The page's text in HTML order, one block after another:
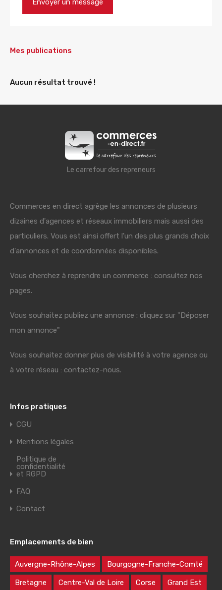
Mes publications
Aucun résultat trouvé !
Le carrefour des repreneurs
Commerces en direct agrège les annonces de plusieurs
dizaines d'agences et réseaux immobiliers mais aussi des
particuliers. Vous est ainsi offert l'un des plus grands choix
d'annonces et de coordonnées disponibles.
Vous cherchez à reprendre un commerce : consultez nos
pages.
Vous souhaitez publiez une annonce : cliquez sur "Déposer
mon annonce"
Vous souhaitez donner plus de visibilité à votre agence ou
à votre réseau : contactez-nous.
Infos pratiques
CGU
Mentions légales
Politique de
confidentialité
et RGPD
FAQ
Contact
Emplacements de bien
Auvergne-Rhône-Alpes Bourgogne-Franche-Comté
Bretagne Centre-Val de Loire Corse Grand Est